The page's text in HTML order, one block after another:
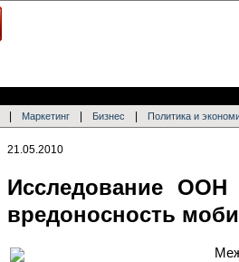
Маркетинг Бизнес Политика и
21.05.2010
Исследование ООН
вредоносность